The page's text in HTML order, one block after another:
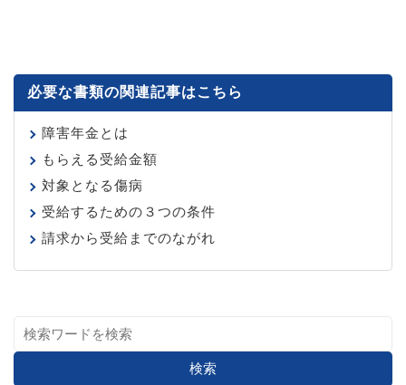
必要な書類の関連記事はこちら
障害年金とは
もらえる受給金額
対象となる傷病
受給するための３つの条件
請求から受給までのながれ
検索